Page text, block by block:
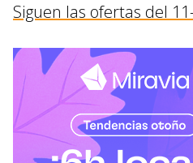
Siguen las ofertas del